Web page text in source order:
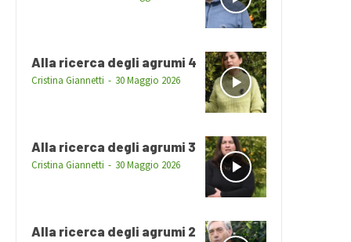
Alla ricerca degli agrumi 4
Cristina Giannetti - 30 Maggio 2026
Alla ricerca degli agrumi 3
Cristina Giannetti - 30 Maggio 2026
Alla ricerca degli agrumi 2